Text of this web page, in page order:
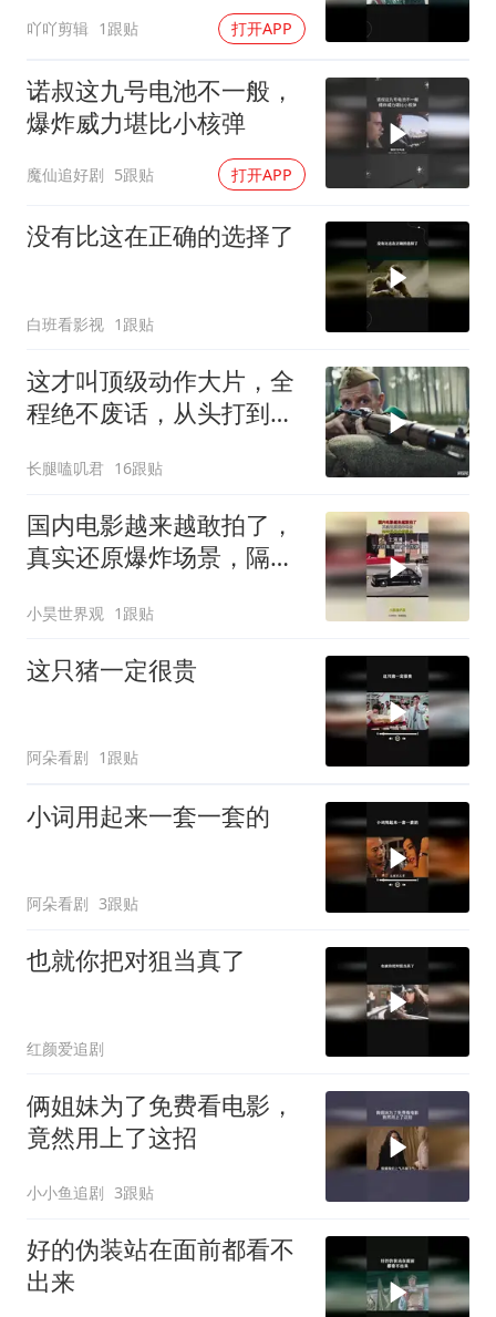
吖吖剪辑 1跟贴 打开APP
诺叔这九号电池不一般，
爆炸威力堪比小核弹
魔仙追好剧 5跟贴 打开APP
没有比这在正确的选择了
白班看影视 1跟贴
这才叫顶级动作大片，全
程绝不废话，从头打到
长腿嗑叽君 16跟贴
国内电影越来越敢拍了，
真实还原爆炸场景，隔着
小昊世界观 1跟贴
这只猪一定很贵
阿朵看剧 1跟贴
小词用起来一套一套的
阿朵看剧 3跟贴
也就你把对狙当真了
红颜爱追剧
俩姐妹为了免费看电影，
竟然用上了这招
小小鱼追剧 3跟贴
好的伪装站在面前都看不
出来